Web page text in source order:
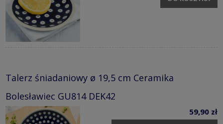
Talerz śniadaniowy ø 19,5 cm Ceramika
Bolesławiec GU814 DEK42
59,90 zł